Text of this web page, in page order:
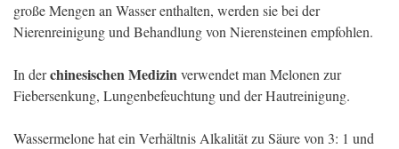
große Mengen an Wasser enthalten, werden sie bei der
Nierenreinigung und Behandlung von Nierensteinen empfohlen.
In derchinesischen Medizinverwendet man Melonen zur
Fiebersenkung, Lungenbefeuchtung und der Hautreinigung.
Wassermelone hat ein Verhältnis Alkalität zu Säure von 3: 1 und